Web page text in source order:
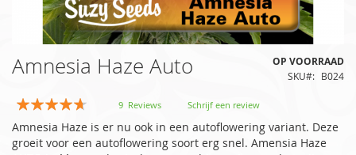
Amnesia Haze Auto OP VOORRAAD
SKU B024
Waardering:
89
% of100
9 Reviews Schrijf een review
Amnesia Haze is er nu ook in een autoflowering variant. Deze
groeit voor een autoflowering soort erg snel. Amensia Haze
naar
begin
van
de
afbeeldingen-